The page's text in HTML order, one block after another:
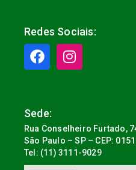
Redes Sociais:
Sede:
Rua Conselheiro Furtado,
São Paulo – SP – CEP:
Tel: (11) 3111-9029